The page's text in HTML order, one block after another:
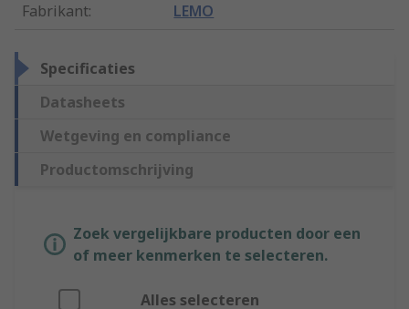
Fabrikant: LEMO
Specificaties
Datasheets
Wetgeving en compliance
Productomschrijving
Zoek vergelijkbare producten door een
of meer kenmerken te selecteren.
Alles selecteren